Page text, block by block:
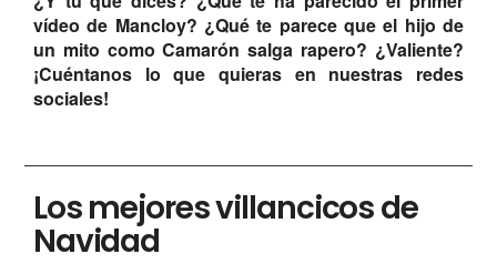
vídeo de Mancloy? ¿Qué te parece que el hijo de
un mito como Camarón salga rapero? ¿Valiente?
¡Cuéntanos lo que quieras en nuestras redes
sociales!
Los mejores villancicos de
Navidad